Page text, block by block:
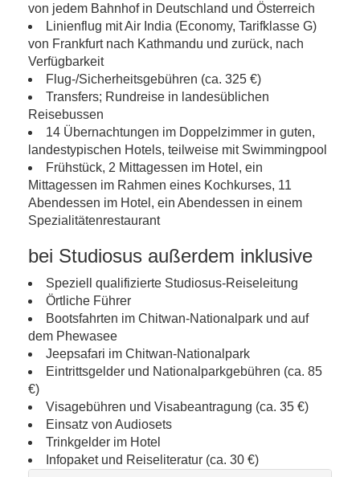
von jedem Bahnhof in Deutschland und Österreich
Linienflug mit Air India (Economy, Tarifklasse G)
von Frankfurt nach Kathmandu und zurück, nach
Verfügbarkeit
Flug-/Sicherheitsgebühren (ca. 325 €)
Transfers; Rundreise in landesüblichen
Reisebussen
14 Übernachtungen im Doppelzimmer in guten,
landestypischen Hotels, teilweise mit Swimmingpool
Frühstück, 2 Mittagessen im Hotel, ein
Mittagessen im Rahmen eines Kochkurses, 11
Abendessen im Hotel, ein Abendessen in einem
Spezialitätenrestaurant
bei Studiosus außerdem inklusive
Speziell qualifizierte Studiosus-Reiseleitung
Örtliche Führer
Bootsfahrten im Chitwan-Nationalpark und auf
dem Phewasee
Jeepsafari im Chitwan-Nationalpark
Eintrittsgelder und Nationalparkgebühren (ca. 85
€)
Visagebühren und Visabeantragung (ca. 35 €)
Einsatz von Audiosets
Trinkgelder im Hotel
Infopaket und Reiseliteratur (ca. 30 €)